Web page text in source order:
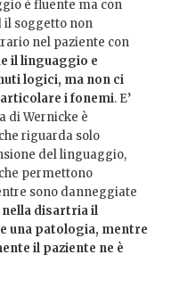
è fluente ma con
il soggetto non
nel paziente con
il linguaggio e
logici, ma non ci
i fonemi. E’
di Wernicke è
riguarda solo
del linguaggio,
permettono
sono danneggiate
nella disartria il
una patologia, mentre
il paziente ne è